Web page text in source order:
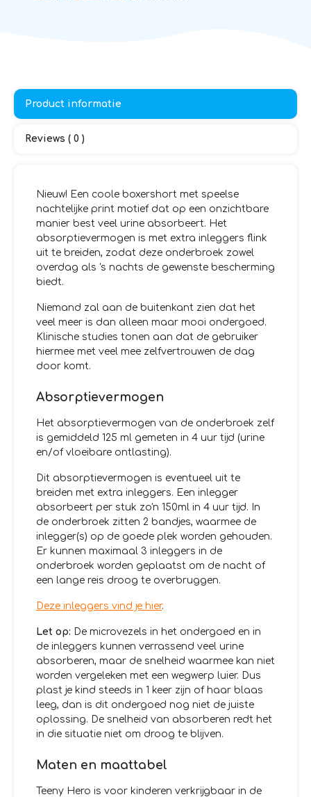
Product informatie
Reviews ( 0 )
Nieuw! Een coole boxershort met speelse
nachtelijke print motief dat op een onzichtbare
manier best veel urine absorbeert. Het
absorptievermogen is met extra inleggers flink
uit te breiden, zodat deze onderbroek zowel
overdag als 's nachts de gewenste bescherming
biedt.
Niemand zal aan de buitenkant zien dat het
veel meer is dan alleen maar mooi ondergoed.
Klinische studies tonen aan dat de gebruiker
hiermee met veel mee zelfvertrouwen de dag
door komt.
Absorptievermogen
Het absorptievermogen van de onderbroek zelf
is gemiddeld 125 ml gemeten in 4 uur tijd (urine
en/of vloeibare ontlasting).
Dit absorptievermogen is eventueel uit te
breiden met extra inleggers. Een inlegger
absorbeert per stuk zo'n 150ml in 4 uur tijd. In
de onderbroek zitten 2 bandjes, waarmee de
inlegger(s) op de goede plek worden gehouden.
Er kunnen maximaal 3 inleggers in de
onderbroek worden geplaatst om de nacht of
een lange reis droog te overbruggen.
Deze inleggers vind je hier.
Let op: De microvezels in het ondergoed en in
de inleggers kunnen verrassend veel urine
absorberen, maar de snelheid waarmee kan niet
worden vergeleken met een wegwerp luier. Dus
plast je kind steeds in 1 keer zijn of haar blaas
leeg, dan is dit ondergoed nog niet de juiste
oplossing. De snelheid van absorberen redt het
in die situatie niet om droog te blijven.
Maten en maattabel
Teeny Hero is voor kinderen verkrijgbaar in de